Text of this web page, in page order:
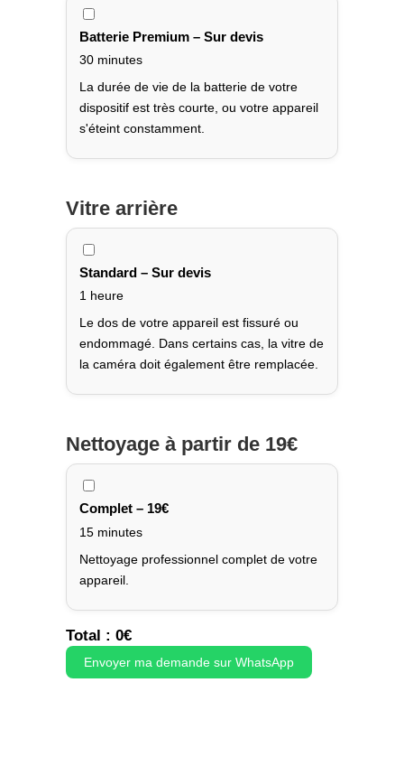
Batterie Premium – Sur devis
30 minutes
La durée de vie de la batterie de votre
dispositif est très courte, ou votre appareil
s'éteint constamment.
Vitre arrière
Standard – Sur devis
1 heure
Le dos de votre appareil est fissuré ou
endommagé. Dans certains cas, la vitre de
la caméra doit également être remplacée.
Nettoyage à partir de 19€
Complet – 19€
15 minutes
Nettoyage professionnel complet de votre
appareil.
Total : 0€
Envoyer ma demande sur WhatsApp